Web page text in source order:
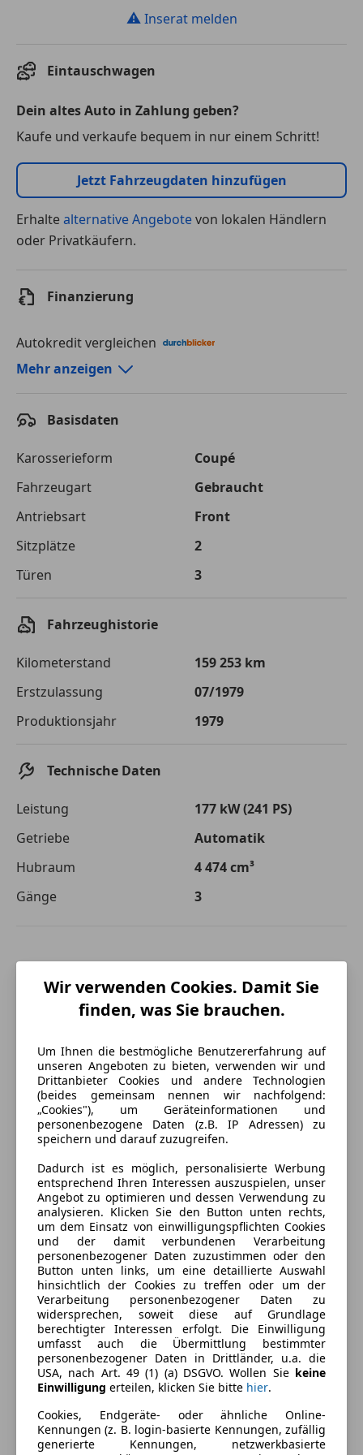
⚠ Inserat melden
Eintauschwagen
Dein altes Auto in Zahlung geben?
Kaufe und verkaufe bequem in nur einem Schritt!
Jetzt Fahrzeugdaten hinzufügen
Erhaltealternative Angebotevon lokalen Händlern
oder Privatkäufern.
Finanzierung
Autokredit vergleichen
Autokredit-Rechner von durchblicker.at
Laufzeit
120 Monate
Kreditbetrag
€ 30 000,-
Zu zahlender
Gesamtbetrag
€ 42 264,-
Effektivzinsatz
Sollzinssatz
7,25 %
Monatliche Rate € 352,20
Jahre. Zinsspanne Sollzinssatz: 2,90% - 14,90%.
Mehr anzeigen
Basisdaten
Karosserieform
Coupé
Fahrzeugart
Gebraucht
Antriebsart
Front
Sitzplätze
2
Türen
3
Fahrzeughistorie
Kilometerstand
159 253 km
Erstzulassung
07/1979
Produktionsjahr
1979
Technische Daten
Leistung
177 kW (241 PS)
Getriebe
Automatik
Hubraum
4 474 cm³
Gänge
3
Energieverbrauch
Kraftstoff
Benzin
CO₂-Emissionen
350 g/km (komb.)
Farbe und Innenausstattung
Außenfarbe
Grün
Farbe laut Hersteller
Rot
Lackierung
Andere
Wir verwenden Cookies. Damit Sie
finden, was Sie brauchen.
Um Ihnen die bestmögliche Benutzererfahrung auf
unseren Angeboten zu bieten, verwenden wir und
Drittanbieter Cookies und andere Technologien
(beides gemeinsam nennen wir nachfolgend:
„Cookies"), um Geräteinformationen und
personenbezogene Daten (z.B. IP Adressen) zu
speichern und darauf zuzugreifen.
Dadurch ist es möglich, personalisierte Werbung
entsprechend Ihren Interessen auszuspielen, unser
Angebot zu optimieren und dessen Verwendung zu
analysieren. Klicken Sie den Button unten rechts,
um dem Einsatz von einwilligungspflichten Cookies
und der damit verbundenen Verarbeitung
personenbezogener Daten zuzustimmen oder den
Button unten links, um eine detaillierte Auswahl
hinsichtlich der Cookies zu treffen oder um der
Verarbeitung personenbezogener Daten zu
widersprechen, soweit diese auf Grundlage
berechtigter Interessen erfolgt. Die Einwilligung
umfasst auch die Übermittlung bestimmter
personenbezogener Daten in Drittländer, u.a. die
USA, nach Art. 49 (1) (a) DSGVO. Wollen Sie keine
Einwilligung erteilen, klicken Sie bitte hier.
Cookies, Endgeräte- oder ähnliche Online-
Kennungen (z. B. login-basierte Kennungen, zufällig
generierte Kennungen, netzwerkbasierte